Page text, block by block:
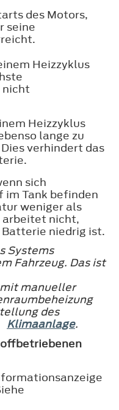
des Motors,
seine
Heizzyklus
nicht
Heizzyklus
lange zu
verhindert das
sich
im Tank befinden
weniger als
arbeitet nicht,
niedrig ist.
Systems
Fahrzeug. Das ist
manueller
des
Klimaanlage.